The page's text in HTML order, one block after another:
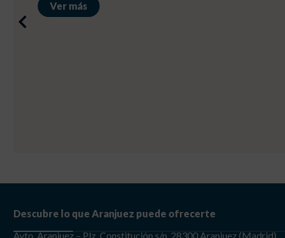
Descubre lo que Aranjuez puede ofrecerte
Ayto. Aranjuez – Plz. Constitución s/n, 28300 Aranjuez (Madrid)